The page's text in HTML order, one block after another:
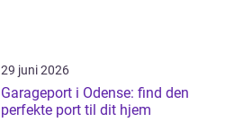
29 juni 2026
Garageport i Odense: find den
perfekte port til dit hjem